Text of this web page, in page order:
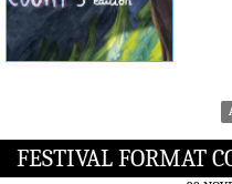
FESTIVAL FORMAT